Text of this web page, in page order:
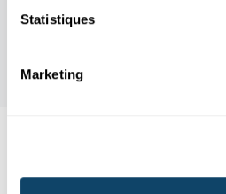
Statistiques
Marketing